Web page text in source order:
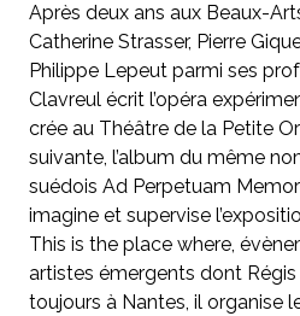
Après deux ans aux Beaux-
Catherine Strasser, Pierre
Philippe Lepeut parmi ses
Clavreul écrit l’opéra
crée au Théâtre de la Petite
suivante, l’album du même
suédois Ad Perpetuam
imagine et supervise
This is the place where,
artistes émergents dont Régis
toujours à Nantes, il organise